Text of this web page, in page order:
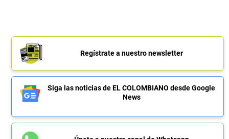
Regístrate a nuestro newsletter
Siga las noticias de EL COLOMBIANO desde Google
News